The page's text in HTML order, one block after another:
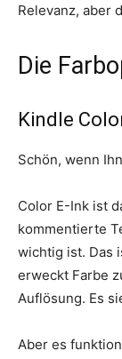
Relevanz, aber
Die
Kindle
Schön, wenn
Color E-Ink ist
kommentierte
wichtig ist. Das
erweckt Farbe
Auflösung. Es
Aber es